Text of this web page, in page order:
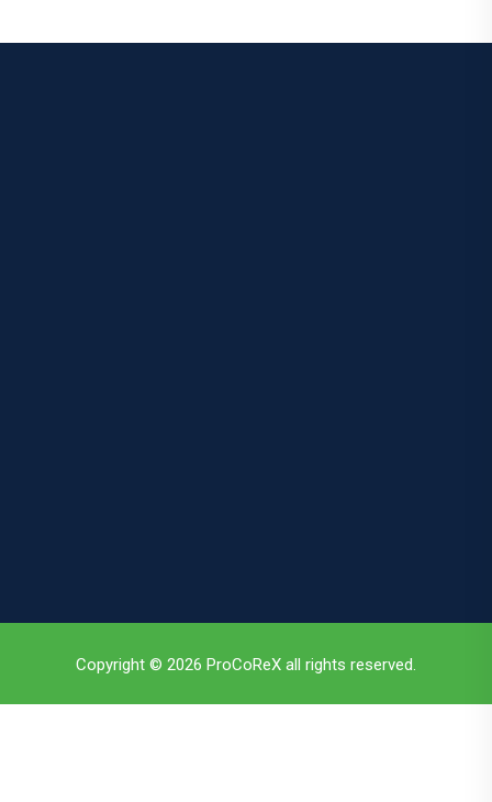
Copyright © 2026 ProCoReX all rights reserved.